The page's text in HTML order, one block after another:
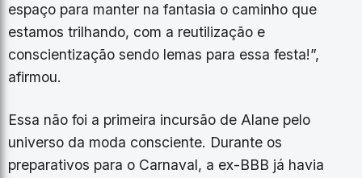
espaço para manter na fantasia o caminho que
estamos trilhando, com a reutilização e
conscientização sendo lemas para essa festa!”,
afirmou.
Essa não foi a primeira incursão de Alane pelo
universo da moda consciente. Durante os
preparativos para o Carnaval, a ex-BBB já havia